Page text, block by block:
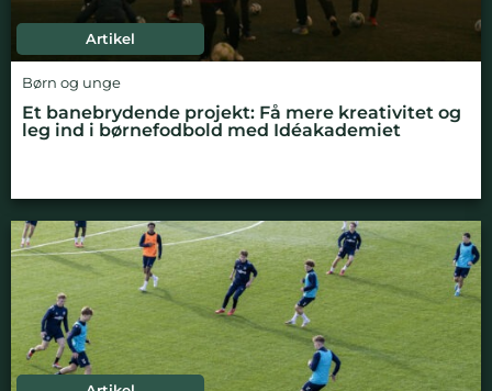
Artikel
Børn og unge
Et banebrydende projekt: Få mere kreativitet og
leg ind i børnefodbold med Idéakademiet